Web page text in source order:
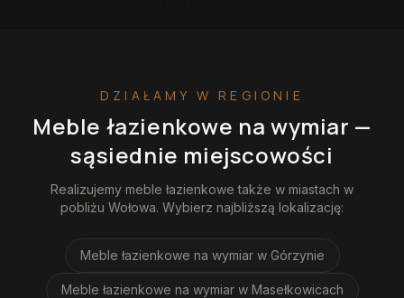
DZIAŁAMY W REGIONIE
Meble łazienkowe na wymiar —
sąsiednie miejscowości
Realizujemy meble łazienkowe także w miastach w
pobliżu Wołowa. Wybierz najbliższą lokalizację:
Meble łazienkowe na wymiar w Górzynie
Meble łazienkowe na wymiar w Masełkowicach